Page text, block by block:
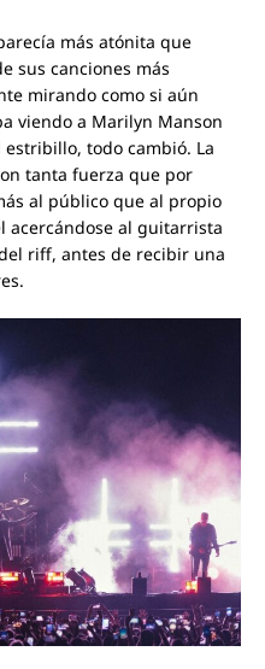
más atónita que
sus canciones más
mirando como si aún
viendo a Marilyn Manson
todo cambió. La
tanta fuerza que por
al público que al propio
acercándose al guitarrista
riff, antes de recibir una